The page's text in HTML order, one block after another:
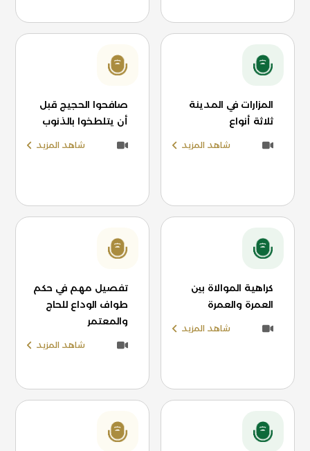
المزارات في المدينة
ثلاثة أنواع
شاهد المزيد
صافحوا الحجيج قبل
أن يتلطخوا بالذنوب
شاهد المزيد
كراهية الموالاة بين
العمرة والعمرة
شاهد المزيد
تفصيل مهم في حكم
طواف الوداع للحاج
والمعتمر
شاهد المزيد